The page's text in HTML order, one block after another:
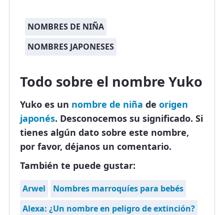
NOMBRES DE NIÑA
NOMBRES JAPONESES
Todo sobre el nombre Yuko
Yuko es un nombre de niña de origen
japonés. Desconocemos su significado. Si
tienes algún dato sobre este nombre,
por favor, déjanos un comentario.
También te puede gustar:
Arwel
Nombres marroquíes para bebés
Alexa: ¿Un nombre en peligro de extinción?